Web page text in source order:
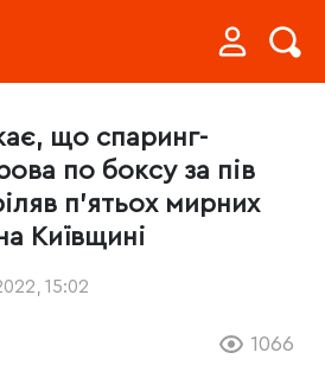
що спаринг-
по боксу за пів
п’ятьох мирних
Київщині
15:02
1066